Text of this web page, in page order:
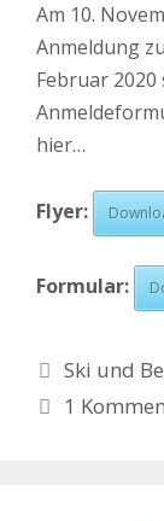
Am 10.
Anmeldung
Februar
hier…
Flyer:
Formular:
Ski und
1